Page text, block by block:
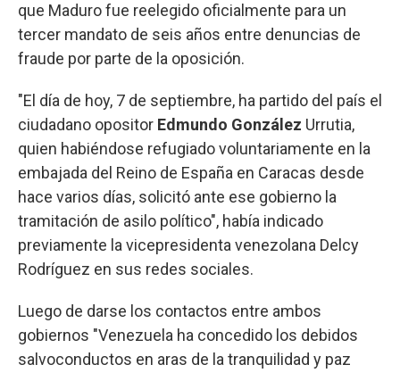
que Maduro fue reelegido oficialmente para un
tercer mandato de seis años entre denuncias de
fraude por parte de la oposición.
"El día de hoy, 7 de septiembre, ha partido del país el
ciudadano opositor Edmundo González Urrutia,
quien habiéndose refugiado voluntariamente en la
embajada del Reino de España en Caracas desde
hace varios días, solicitó ante ese gobierno la
tramitación de asilo político", había indicado
previamente la vicepresidenta venezolana Delcy
Rodríguez en sus redes sociales.
Luego de darse los contactos entre ambos
gobiernos "Venezuela ha concedido los debidos
salvoconductos en aras de la tranquilidad y paz